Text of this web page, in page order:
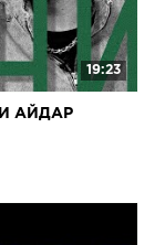
19:23
АЙДАР